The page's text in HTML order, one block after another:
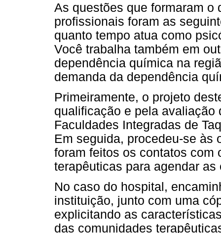
As questões que formaram o
profissionais foram as
quanto tempo atua como
Você trabalha também em
dependência química na
demanda da dependência
Primeiramente, o projeto
qualificação e pela
Faculdades Integradas de
Em seguida, procedeu-se às
foram feitos os contatos com
terapêuticas para agendar as
No caso do hospital,
instituição, junto com uma
explicitando as
das comunidades